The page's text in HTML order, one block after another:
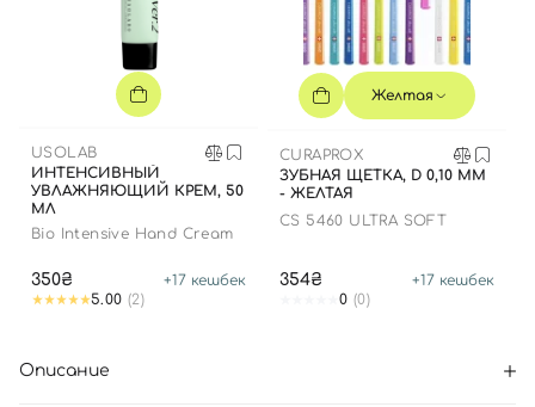
USOLAB
ИНТЕНСИВНЫЙ
УВЛАЖНЯЮЩИЙ КРЕМ, 50
МЛ
Bio Intensive Hand Cream
350₴ +17 кешбек
5.00 (2)
Желтая
CURAPROX
ЗУБНАЯ ЩЕТКА, D 0,10 ММ
- ЖЕЛТАЯ
CS 5460 ULTRA SOFT
354₴ +17 кешбек
0 (0)
Описание